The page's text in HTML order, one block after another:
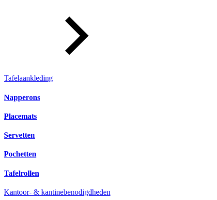
Tafelaankleding
Napperons
Placemats
Servetten
Pochetten
Tafelrollen
Kantoor- & kantinebenodigdheden